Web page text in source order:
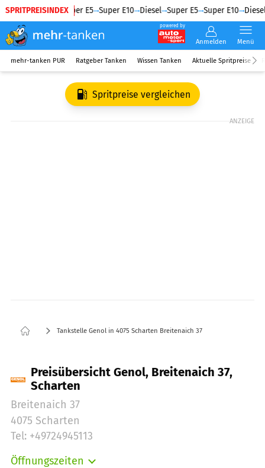
SPRITPREISINDEX
Diesel Super E5 Super E10 Diesel Super E5 Super E10 Diesel
powered by
Anmelden Menü
mehr-tanken PUR Ratgeber Tanken Wissen Tanken Aktuelle Spritpreise
Spritpreise vergleichen
ANZEIGE
Tankstelle Genol in 4075 Scharten Breitenaich 37
Preisübersicht Genol, Breitenaich 37,
Scharten
Breitenaich 37
4075 Scharten
Tel: +49724945113
Öffnungszeiten